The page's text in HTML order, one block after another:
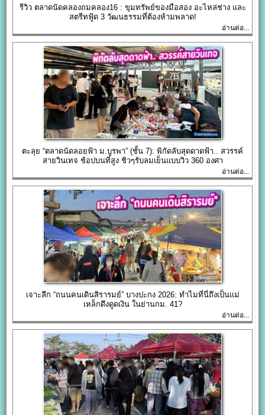
รีวิว ตลาดนัดคลองถมคลอง16 : ขุมทรัพย์ของมือสอง อะไหล่ช่าง และ
สตรีทฟู้ด 3 วัฒนธรรมที่ต้องห้ามพลาด!
อ่านต่อ...
ตะลุย “ตลาดนัดลอยฟ้า ม.บูรพา” (ชั้น 7): พิกัดลับสุดดาดฟ้า.. สวรรค์
สายวินเทจ ช้อปบนที่สูง ชิวๆรับลมเย็นแบบวิว 360 องศา
อ่านต่อ...
เจาะลึก “ถนนคนเดินสิรารมย์” บางปะกง 2026: ทำไมที่นี่ถึงเป็นแม่
เหล็กดึงดูดเงิน ในย่านกม. 41?
อ่านต่อ...